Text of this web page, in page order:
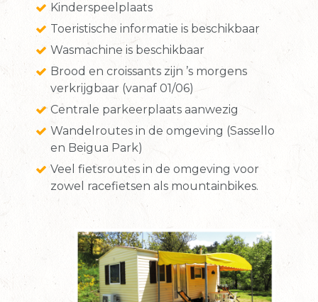
Kinderspeelplaats
Toeristische informatie is beschikbaar
Wasmachine is beschikbaar
Brood en croissants zijn ’s morgens
verkrijgbaar (vanaf 01/06)
Centrale parkeerplaats aanwezig
Wandelroutes in de omgeving (Sassello
en Beigua Park)
Veel fietsroutes in de omgeving voor
zowel racefietsen als mountainbikes.